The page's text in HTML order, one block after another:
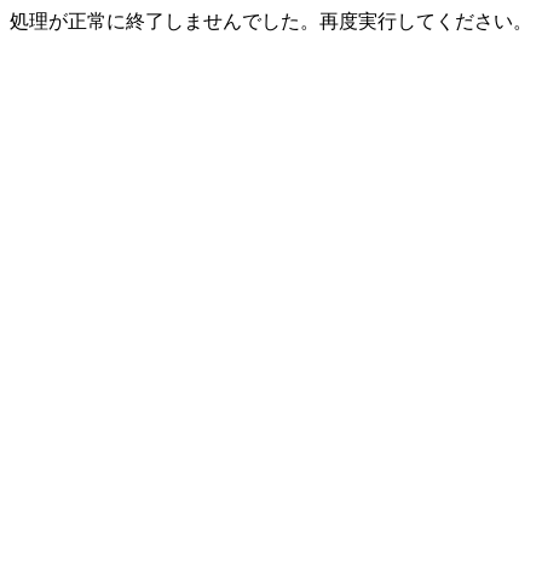
処理が正常に終了しませんでした。再度実行してください。